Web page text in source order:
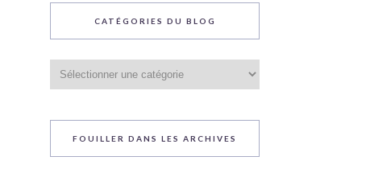
CATÉGORIES DU BLOG
du
blog
FOUILLER DANS LES ARCHIVES